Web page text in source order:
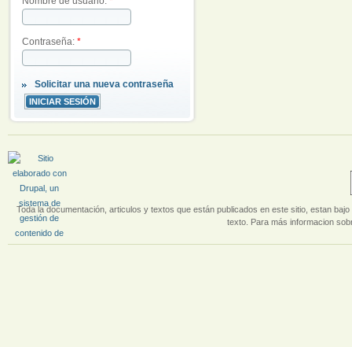
Contraseña: *
Solicitar una nueva contraseña
Toda la documentación, articulos y textos que están publicados en este sitio, estan
texto. Para más informacion